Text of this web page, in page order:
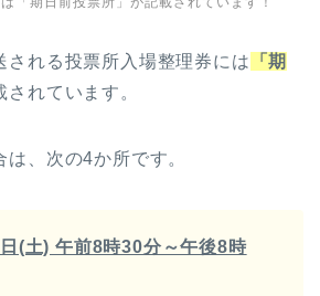
される投票所入場整理券には 「期
されています。
、次の4か所です。
(土) 午前8時30分～午後8時